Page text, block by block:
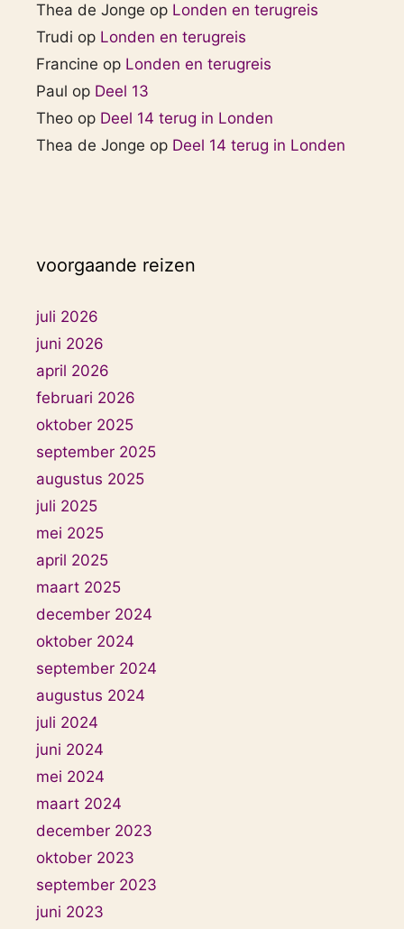
Thea de Jonge op Londen en terugreis
Trudi op Londen en terugreis
Francine op Londen en terugreis
Paul op Deel 13
Theo op Deel 14 terug in Londen
Thea de Jonge op Deel 14 terug in Londen
voorgaande reizen
juli 2026
juni 2026
april 2026
februari 2026
oktober 2025
september 2025
augustus 2025
juli 2025
mei 2025
april 2025
maart 2025
december 2024
oktober 2024
september 2024
augustus 2024
juli 2024
juni 2024
mei 2024
maart 2024
december 2023
oktober 2023
september 2023
juni 2023